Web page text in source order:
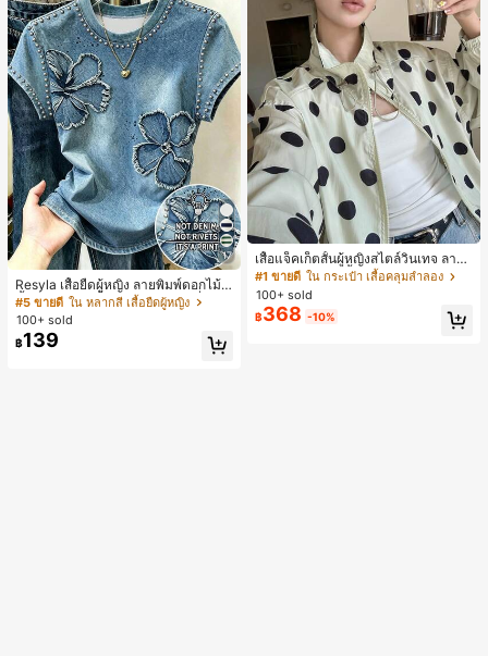
17
Resyla เสื้อยืดผู้หญิง ลายพิมพ์ดอกไม้สี
น้ำเงินวินเทจ เสื้อสำหรับออกไปเที่ยวฤ
ดูร้อน ดีไซน์กราฟิก สบายๆ อเนกประสง
ค์ สวมใส่ประจำวัน กลางแจ้ง ช้อปปิ้ง ท่
องเที่ยวกลางแจ้ง
#5 ขายดี ใน หลากสี เสื้อยืดผู้หญิง
100+ sold
฿139
เสื้อแจ็คเก็ตสั้นผู้หญิงสไตล์วินเทจ ลายจุ
ดขนาดใหญ่ คอตั้ง เอวเข้ารูป แขนพอง
ทรงหลวม แฟชั่นอเนกประสงค์ สำหรับใ
ส่ประจำวันและไปเที่ยวพักผ่อน
#1 ขายดี ใน กระเป๋า เสื้อคลุมลำลอง
100+ sold
฿368 -10%